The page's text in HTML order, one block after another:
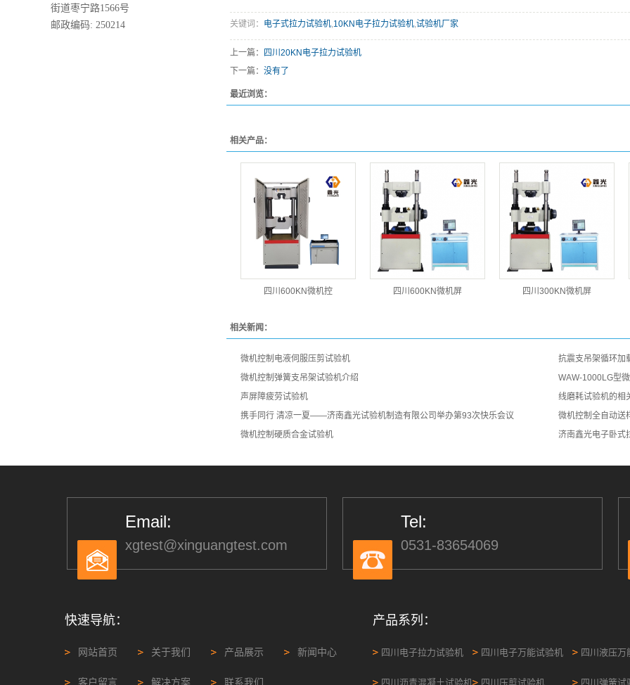
街道枣宁路1566号
邮政编码: 250214
关键词： 电子式拉力试验机,10KN电子拉力试验机,试验机厂家
上一篇：
四川20KN电子拉力试验机
下一篇： 没有了
最近浏览：
相关产品：
四川600KN微机控 四川600KN微机屏 四川300KN微机屏
相关新闻：
微机控制电液伺服压剪试验机
抗震支吊架循环加
微机控制弹簧支吊架试验机介绍
WAW-1000LG型
声屏障疲劳试验机
线磨耗试验机的相
携手同行 清凉一夏——济南鑫光试验机制造有限公司举办第93次快乐会议
微机控制全自动送
微机控制硬质合金试验机
济南鑫光电子卧式
Email:
xgtest@xinguangtest.com
Tel:
0531-83654069
快速导航：
网站首页 关于我们 产品展示 新闻中心
客户留言 解决方案 联系我们
产品系列：
四川电子拉力试验机 四川电子万能试验机 四川液压万
四川沥青混凝土试验机 四川压剪试验机 四川弹簧试